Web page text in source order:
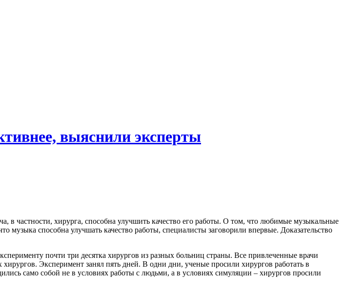
выяснили эксперты
в частности, хирурга, способна улучшить качество его работы. О том, что любимые музыкальные
музыка способна улучшать качество работы, специалисты заговорили впервые. Доказательство
почти три десятка хирургов из разных больниц страны. Все привлеченные врачи
Эксперимент занял пять дней. В одни дни, ученые просили хирургов работать в
само собой не в условиях работы с людьми, а в условиях симуляции – хирургов просили